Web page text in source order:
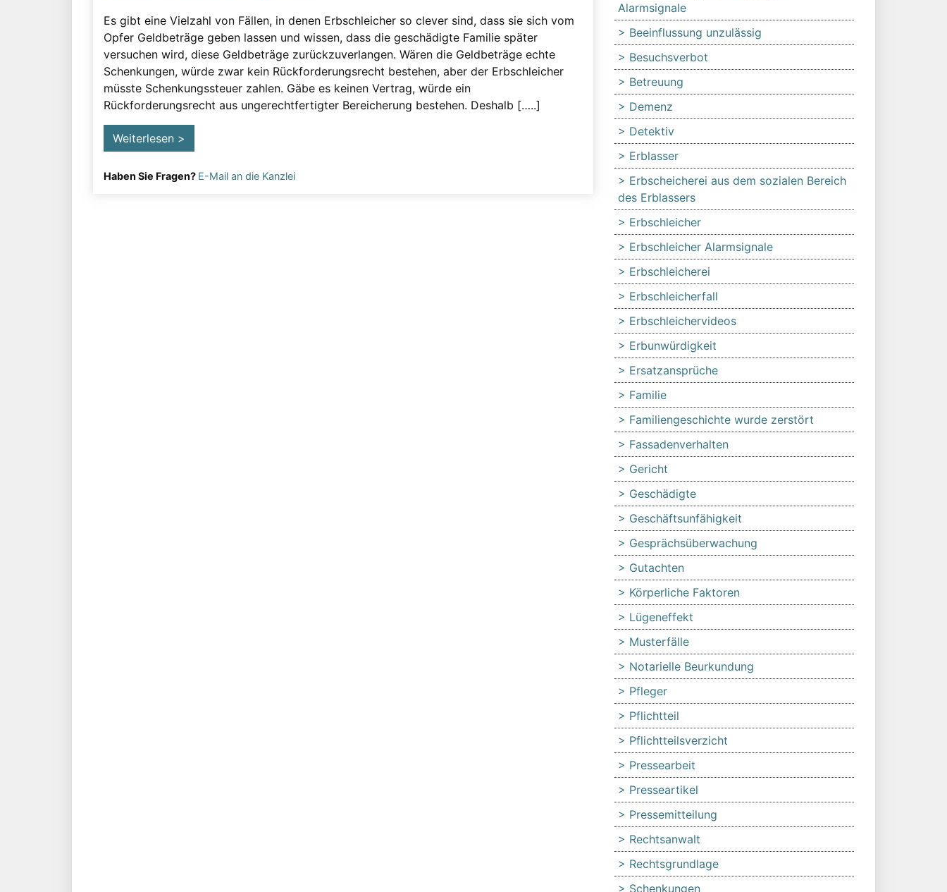
Es gibt eine Vielzahl von Fällen, in denen Erbschleicher so clever sind, dass sie sich vom
Opfer Geldbeträge geben lassen und wissen, dass die geschädigte Familie später
versuchen wird, diese Geldbeträge zurückzuverlangen. Wären die Geldbeträge echte
Schenkungen, würde zwar kein Rückforderungsrecht bestehen, aber der Erbschleicher
müsste Schenkungssteuer zahlen. Gäbe es keinen Vertrag, würde ein
Rückforderungsrecht aus ungerechtfertigter Bereicherung bestehen. Deshalb […..]
Weiterlesen >
Haben Sie Fragen? E-Mail an die Kanzlei
Alarmsignale
Beeinflussung unzulässig
Besuchsverbot
Betreuung
Demenz
Detektiv
Erblasser
Erbscheicherei aus dem sozialen Bereich
des Erblassers
Erbschleicher
Erbschleicher Alarmsignale
Erbschleicherei
Erbschleicherfall
Erbschleichervideos
Erbunwürdigkeit
Ersatzansprüche
Familie
Familiengeschichte wurde zerstört
Fassadenverhalten
Gericht
Geschädigte
Geschäftsunfähigkeit
Gesprächsüberwachung
Gutachten
Körperliche Faktoren
Lügeneffekt
Musterfälle
Notarielle Beurkundung
Pfleger
Pflichtteil
Pflichtteilsverzicht
Pressearbeit
Presseartikel
Pressemitteilung
Rechtsanwalt
Rechtsgrundlage
Schenkungen